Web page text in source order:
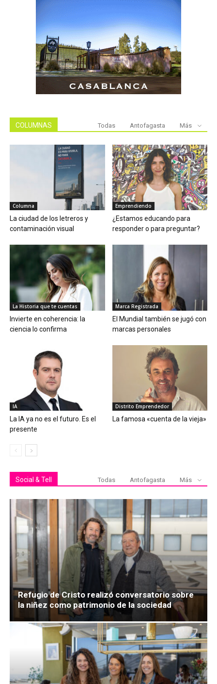
COLUMNAS Todas Antofagasta Más
Columna
La ciudad de los letreros y
contaminación visual
Emprendiendo
¿Estamos educando para
responder o para preguntar?
La Historia que te cuentas
Invierte en coherencia: la
ciencia lo confirma
Marca Registrada
El Mundial también se jugó con
marcas personales
IA
La IA ya no es el futuro. Es el
presente
Distrito Emprendedor
La famosa «cuenta de la vieja»
Social & Tell Todas Antofagasta Más
Refugio de Cristo realizó conversatorio sobre
la niñez como patrimonio de la sociedad